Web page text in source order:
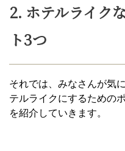
2. ホテルライク
ト3つ
それでは、みなさんが気
テルライクにするための
を紹介していきます。